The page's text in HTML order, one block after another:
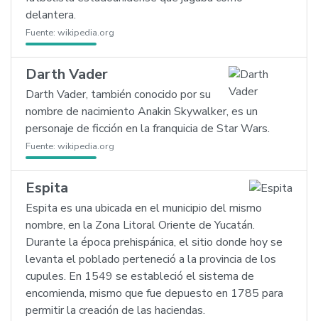
delantera.
Fuente: wikipedia.org
Darth Vader
Darth Vader, también conocido por su
nombre de nacimiento Anakin Skywalker, es un
personaje de ficción en la franquicia de Star Wars.
Fuente: wikipedia.org
Espita
Espita es una ubicada en el municipio del mismo
nombre, en la Zona Litoral Oriente de Yucatán.
Durante la época prehispánica, el sitio donde hoy se
levanta el poblado perteneció a la provincia de los
cupules. En 1549 se estableció el sistema de
encomienda, mismo que fue depuesto en 1785 para
permitir la creación de las haciendas.